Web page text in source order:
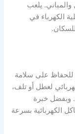
والمباني. يلعب
الكهرباء في
للحفاظ على سلامة
لعطل أو تلف،
وبفضل خبرة
الكهربائية بسرعة